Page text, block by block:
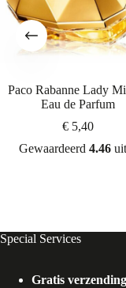
Paco Rabanne Lady
Eau de Parfum
€5,40
Gewaardeerd4.46
Special Services
Gratis verzending